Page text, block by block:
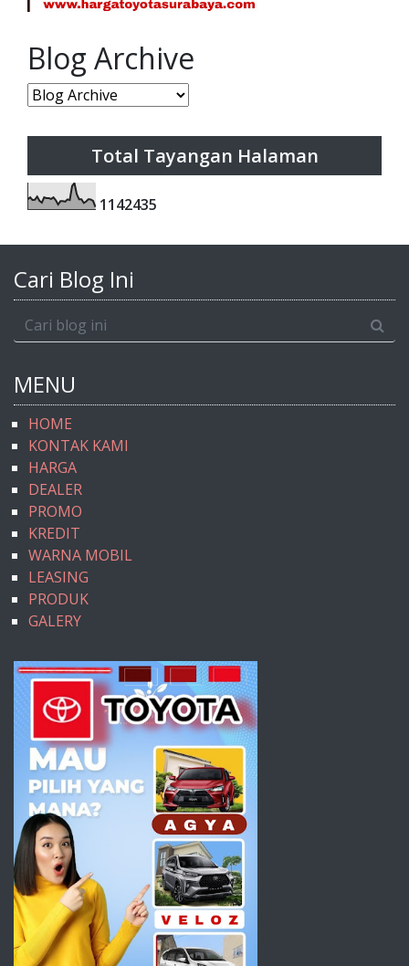
Blog Archive
Total Tayangan Halaman
1142435
Cari Blog Ini
MENU
HOME
KONTAK KAMI
HARGA
DEALER
PROMO
KREDIT
WARNA MOBIL
LEASING
PRODUK
GALERY